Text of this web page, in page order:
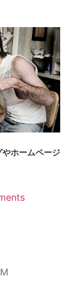
やホームページ